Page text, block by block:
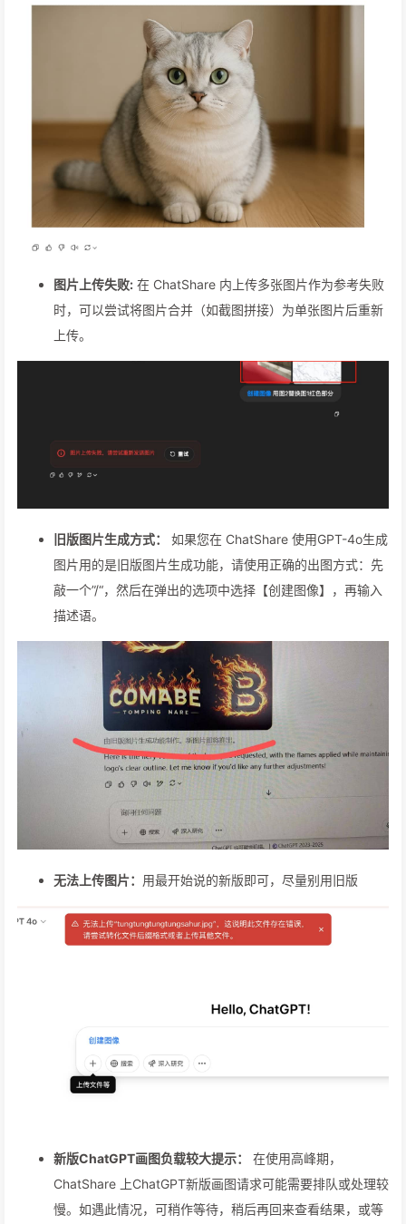
图片上传失败: 在 ChatShare 内上传多张图片作为参考失败
时，可以尝试将图片合并（如截图拼接）为单张图片后重新
上传。
旧版图片生成方式：
如果您在 ChatShare 使用GPT-4o生成
图片用的是旧版图片生成功能，请使用正确的出图方式：先
敲一个”/“，然后在弹出的选项中选择【创建图像】，再输入
描述语。
无法上传图片： 用最开始说的新版即可，尽量别用旧版
新版ChatGPT画图负载较大提示：
在使用高峰期，
ChatShare 上ChatGPT新版画图请求可能需要排队或处理较
慢。如遇此情况，可稍作等待，稍后再回来查看结果，或等